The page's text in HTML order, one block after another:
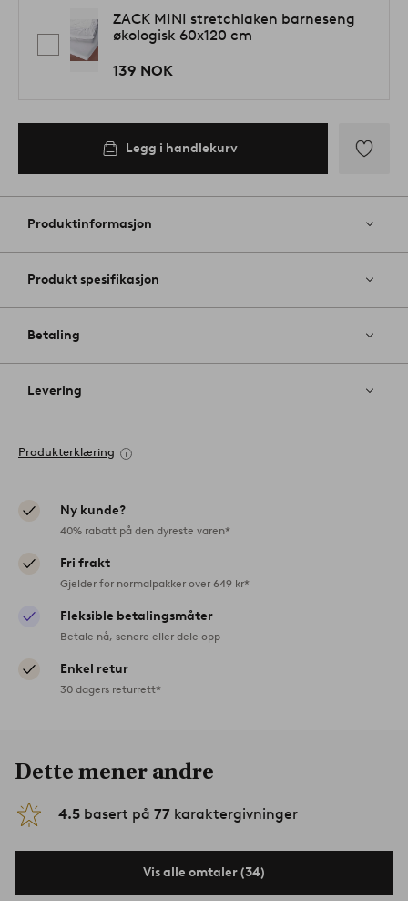
ZACK MINI stretchlaken barneseng
økologisk 60x120 cm
139 NOK
Legg i handlekurv
til
Produktinformasjon
Produkt spesifikasjon
Betaling
Levering
Produkterklæring
Ny kunde?
40% rabatt på den dyreste varen*
Fri frakt
Gjelder for normalpakker over 649 kr*
Fleksible betalingsmåter
Betale nå, senere eller dele opp
Enkel retur
30 dagers returrett*
Dette mener andre
4.5 basert på 77 karaktergivninger
Vis alle omtaler (34)